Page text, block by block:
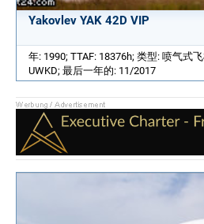
Yakovlev YAK 42D VIP
年: 1990; TTAF: 18376h; 类型: 喷气式
UWKD; 最后一年的: 11/2017